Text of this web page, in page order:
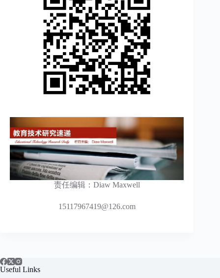
责任编辑：Diaw Maxwell
15117967419@126.com
Useful Links